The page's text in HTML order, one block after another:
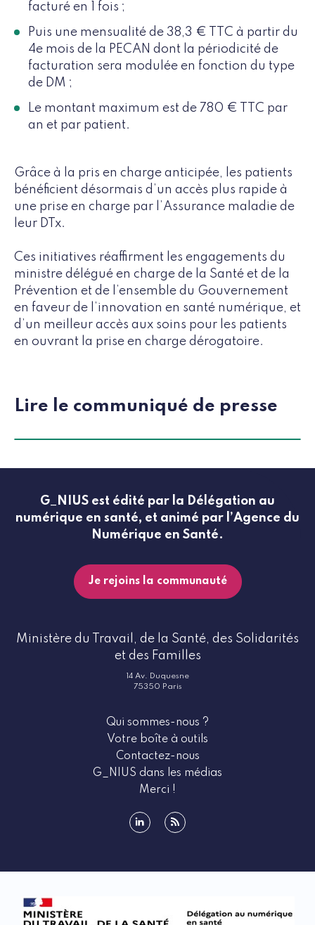
facturé en 1 fois ;
Puis une mensualité de 38,3 € TTC à partir du
4e mois de la PECAN dont la périodicité de
facturation sera modulée en fonction du type
de DM ;
Le montant maximum est de 780 € TTC par
an et par patient.
Grâce à la pris en charge anticipée, les patients
bénéficient désormais d’un accès plus rapide à
une prise en charge par l’Assurance maladie de
leur DTx.
Ces initiatives réaffirment les engagements du
ministre délégué en charge de la Santé et de la
Prévention et de l’ensemble du Gouvernement
en faveur de l’innovation en santé numérique, et
d’un meilleur accès aux soins pour les patients
en ouvrant la prise en charge dérogatoire.
Lire le communiqué de presse
G_NIUS est édité par la Délégation au
numérique en santé, et animé par l’Agence du
Numérique en Santé.
Je rejoins la communauté
Ministère du Travail, de la Santé, des Solidarités
et des Familles
14 Av. Duquesne
75350 Paris
Qui sommes-nous ?
Votre boîte à outils
Contactez-nous
G_NIUS dans les médias
Merci !